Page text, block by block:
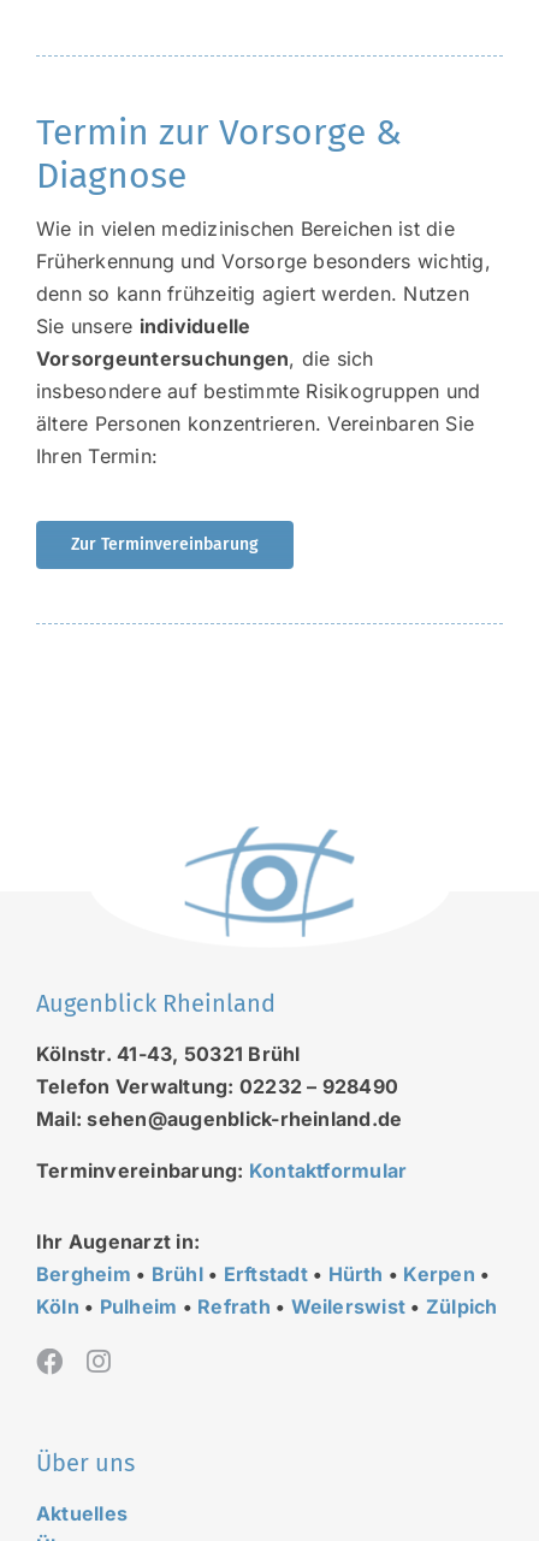
Termin zur Vorsorge &
Diagnose
Wie in vielen medizinischen Bereichen ist die
Früherkennung und Vorsorge besonders wichtig,
denn so kann frühzeitig agiert werden. Nutzen
Sie unsere individuelle
Vorsorgeuntersuchungen, die sich
insbesondere auf bestimmte Risikogruppen und
ältere Personen konzentrieren. Vereinbaren Sie
Ihren Termin:
Zur Terminvereinbarung
Augenblick Rheinland
Kölnstr. 41-43, 50321 Brühl
Telefon Verwaltung: 02232 – 928490
Mail: sehen@augenblick-rheinland.de
Terminvereinbarung: Kontaktformular
Ihr Augenarzt in:
Bergheim • Brühl • Erftstadt • Hürth • Kerpen •
Köln • Pulheim • Refrath • Weilerswist • Zülpich
Über uns
Aktuelles